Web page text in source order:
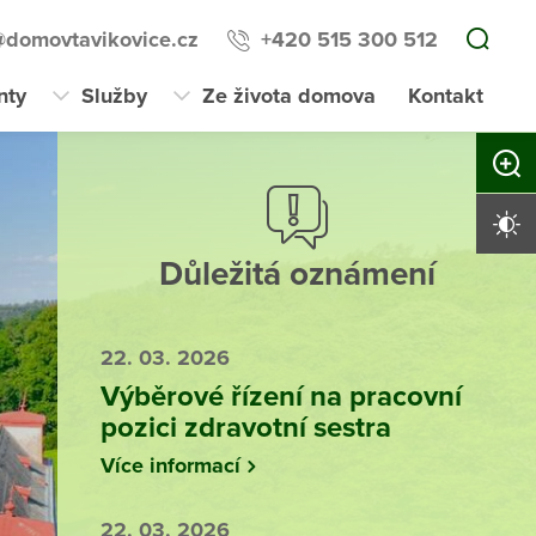
+420 515 300 512
Služby Ze života domova Kontakt
Důležitá oznámení
22. 03. 2026
Výběrové řízení na pracovní
pozici zdravotní sestra
Více informací
22. 03. 2026